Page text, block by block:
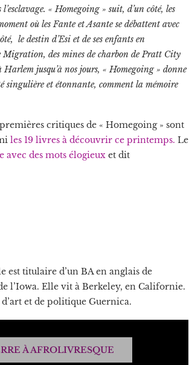
« Homegoing » suit, d’un côté, les
où les Fante et Asante se débattent avec
le destin d’Esi et de ses enfants en
des mines de charbon de Pratt City
jusqu’à nos jours, « Homegoing » donne
singulière et étonnante, comment la mémoire
critiques de « Homegoing » sont
les 19 livres à découvrir ce printemps. Le
avec des mots élogieux et dit
est titulaire d’un BA en anglais de
l’Iowa. Elle vit à Berkeley, en Californie.
et de politique Guernica.
À AFROLIVRESQUE